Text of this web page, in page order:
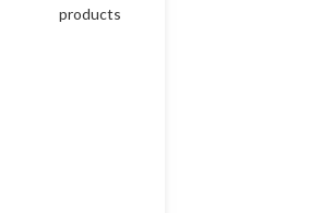
products